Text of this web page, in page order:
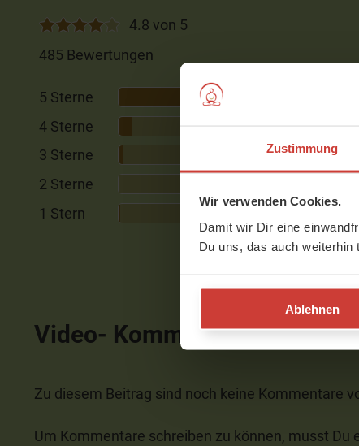
Zustimmung
Wir verwenden Cookies.
Damit wir Dir eine
Du uns, das auch
Ablehnen
4.8 von 5
485 Bewertungen
5 Sterne
4 Sterne
3 Sterne
3%
2 Sterne
1 Stern
Video- Kommentare
Zu diesem Beitrag sind noch keine Kommentare
Um Kommentare schreiben zu können, musst Du